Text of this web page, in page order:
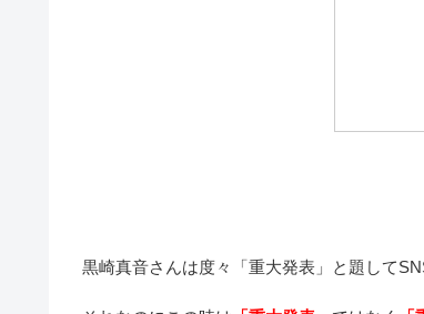
黒崎真音さんは度々「重大発表」と題して